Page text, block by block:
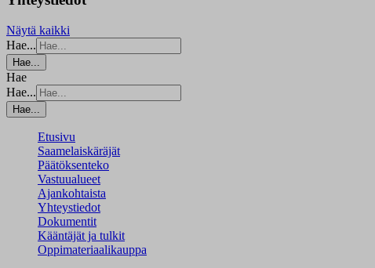
Näytä kaikki
Hae...
Hae...
Hae
Hae...
Hae...
Etusivu
Saamelaiskäräjät
Päätöksenteko
Vastuualueet
Ajankohtaista
Yhteystiedot
Dokumentit
Kääntäjät ja tulkit
Oppimateriaalikauppa